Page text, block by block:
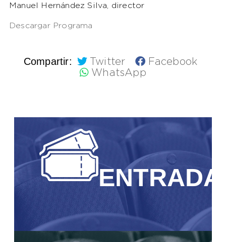
Manuel Hernández Silva, director
Descargar Programa
Compartir: Twitter
Facebook
WhatsApp